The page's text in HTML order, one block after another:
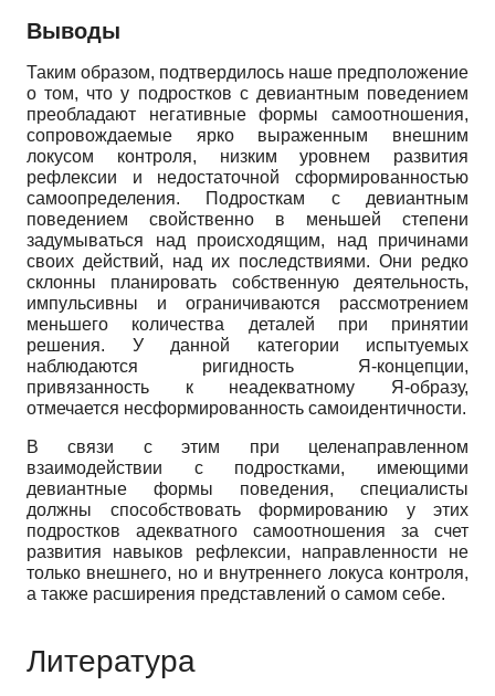
Выводы
Таким образом, подтвердилось наше предположение
о том, что у подростков с девиантным поведением
преобладают негативные формы самоотношения,
сопровождаемые ярко выраженным внешним
локусом контроля, низким уровнем развития
рефлексии и недостаточной сформированностью
самоопределения. Подросткам с девиантным
поведением свойственно в меньшей степени
задумываться над происходящим, над причинами
своих действий, над их последствиями. Они редко
склонны планировать собственную деятельность,
импульсивны и ограничиваются рассмотрением
меньшего количества деталей при принятии
решения. У данной категории испытуемых
наблюдаются ригидность Я-концепции,
привязанность к неадекватному Я-образу,
отмечается несформированность самоидентичности.
В связи с этим при целенаправленном
взаимодействии с подростками, имеющими
девиантные формы поведения, специалисты
должны способствовать формированию у этих
подростков адекватного самоотношения за счет
развития навыков рефлексии, направленности не
только внешнего, но и внутреннего локуса контроля,
а также расширения представлений о самом себе.
Литература